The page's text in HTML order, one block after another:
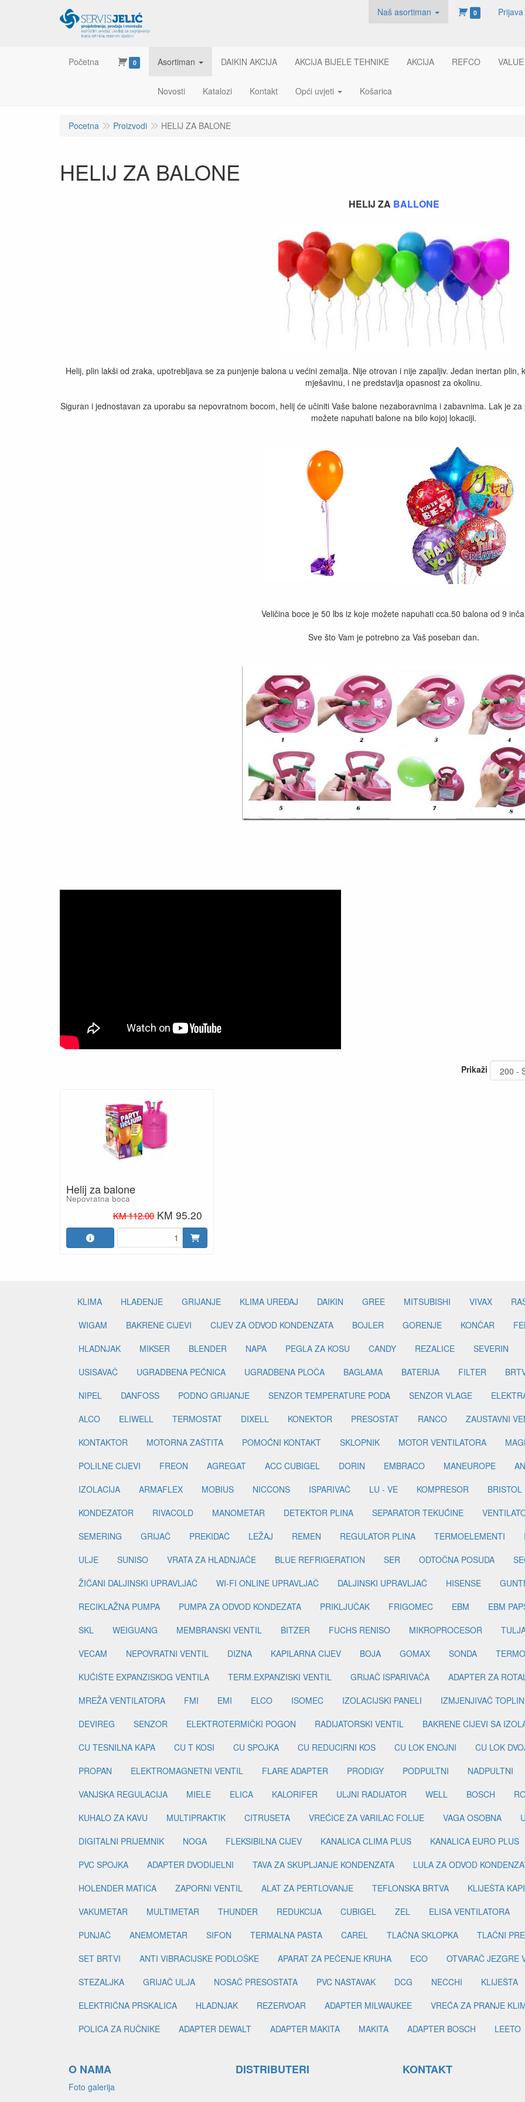
Naš asortiman 0 Prijava
Početna 0 Asortiman DAIKIN AKCIJA AKCIJA BIJELE TEHNIKE AKCIJA REFCO VALUE
Novosti Katalozi Kontakt Opći uvjeti Košarica
Pocetna Proizvodi HELIJ ZA BALONE
HELIJ ZA BALONE
HELIJ ZA BALLONE
Helij, plin lakši od zraka, upotrebljava se za punjenje balona u većini zemalja. Nije otrovan i nije zapaljiv. Jedan inertan
mješavinu, i ne predstavlja opasnost za okolinu.
Siguran i jednostavan za uporabu sa nepovratnom bocom, helij će učiniti Vaše balone nezaboravnima i zabavnima. Lak je
možete napuhati balone na bilo kojoj lokaciji.
Veličina boce je 50 lbs iz koje možete napuhati cca.50 balona od 9
Sve što Vam je potrebno za Vaš poseban dan.
Prikaži
Helij za balone
Nepovratna boca
KM 112.00 KM 95.20
KLIMA HLAĐENJE GRIJANJE KLIMA UREĐAJ DAIKIN GREE MITSUBISHI VIVAX
WIGAM
BAKRENE CIJEVI CIJEV ZA ODVOD KONDENZATA BOJLER GORENJE KONČAR
HLADNJAK
MIKSER BLENDER NAPA PEGLA ZA KOSU CANDY REZALICE
SEVERIN
USISAVAČ
UGRADBENA PEĆNICA UGRADBENA PLOČA BAGLAMA BATERIJA FILTER
NIPEL
DANFOSS PODNO GRIJANJE SENZOR TEMPERATURE PODA SENZOR VLAGE
ALCO
ELIWELL TERMOSTAT DIXELL KONEKTOR PRESOSTAT RANCO
ZAUSTAVNI
KONTAKTOR
MOTORNA ZAŠTITA POMOĆNI KONTAKT SKLOPNIK MOTOR VENTILATORA
POLILNE CIJEVI
FREON AGREGAT ACC CUBIGEL DORIN EMBRACO MANEUROPE
IZOLACIJA
ARMAFLEX MOBIUS NICCONS ISPARIVAČ LU - VE KOMPRESOR
BRISTOL
KONDEZATOR
RIVACOLD MANOMETAR DETEKTOR PLINA SEPARATOR TEKUĆINE
SEMERING
GRIJAČ PREKIDAČ LEŽAJ REMEN REGULATOR PLINA TERMOELEMENTI
ULJE
SUNISO VRATA ZA HLADNJAČE BLUE REFRIGERATION SER ODTOČNA POSUDA
ŽIČANI DALJINSKI UPRAVLJAČ
WI-FI ONLINE UPRAVLJAČ DALJINSKI UPRAVLJAČ HISENSE
RECIKLAŽNA PUMPA
PUMPA ZA ODVOD KONDEZATA PRIKLJUČAK FRIGOMEC EBM
EBM
SKL
WEIGUANG MEMBRANSKI VENTIL BITZER FUCHS RENISO MIKROPROCESOR
VECAM
NEPOVRATNI VENTIL DIZNA KAPILARNA CIJEV BOJA GOMAX SONDA
KUĆIŠTE EXPANZISKOG VENTILA
TERM.EXPANZISKI VENTIL GRIJAČ ISPARIVAČA
ADAPTER ZA
MREŽA VENTILATORA
FMI EMI ELCO ISOMEC IZOLACIJSKI PANELI
IZMJENJIVAČ
DEVIREG
SENZOR ELEKTROTERMIČKI POGON RADIJATORSKI VENTIL
BAKRENE CIJEVI SA
CU TESNILNA KAPA
CU T KOSI CU SPOJKA CU REDUCIRNI KOS CU LOK ENOJNI
CU LOK
PROPAN
ELEKTROMAGNETNI VENTIL FLARE ADAPTER PRODIGY PODPULTNI
NADPULTNI
VANJSKA REGULACIJA
MIELE ELICA KALORIFER ULJNI RADIJATOR WELL BOSCH
KUHALO ZA KAVU
MULTIPRAKTIK CITRUSETA VREĆICE ZA VARILAC FOLIJE VAGA OSOBNA
DIGITALNI PRIJEMNIK
NOGA FLEKSIBILNA CIJEV KANALICA CLIMA PLUS
KANALICA EURO PLUS
PVC SPOJKA
ADAPTER DVODIJELNI TAVA ZA SKUPLJANJE KONDENZATA
LULA ZA ODVOD
HOLENDER MATICA
ZAPORNI VENTIL ALAT ZA PERTLOVANJE TEFLONSKA BRTVA
KLIJEŠTA
VAKUMETAR
MULTIMETAR THUNDER REDUKCIJA CUBIGEL ZEL
ELISA VENTILATORA
PUNJAČ
ANEMOMETAR SIFON TERMALNA PASTA CAREL TLAČNA SKLOPKA
TLAČNI
SET BRTVI
ANTI VIBRACIJSKE PODLOŠKE APARAT ZA PEČENJE KRUHA ECO
OTVARAČ JEZGRE
STEZALJKA
GRIJAČ ULJA NOSAČ PRESOSTATA PVC NASTAVAK DCG NECCHI
KLIJEŠTA
ELEKTRIČNA PRSKALICA
HLADNJAK REZERVOAR ADAPTER MILWAUKEE
VREĆA ZA PRANJE
POLICA ZA RUČNIKE
ADAPTER DEWALT ADAPTER MAKITA MAKITA ADAPTER BOSCH LEETO
O NAMA
Foto galerija
DISTRIBUTERI KONTAKT